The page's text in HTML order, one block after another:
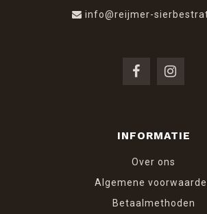
info@reijmer-
INFORMATIE
Over ons
Algemene
Betaalmethoden